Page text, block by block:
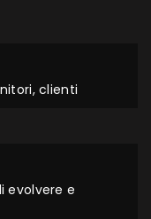
clienti
evolvere e